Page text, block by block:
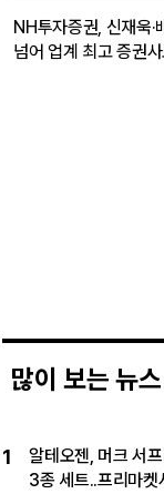
NH투자증권, 신재욱·
넘어 업계 최고 증권
많이 보는 뉴스
1
알테오젠, 머크 서
3종 세트..프리마켓